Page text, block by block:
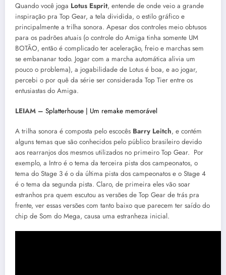
Quando você joga Lotus Esprit, entende de onde veio a grande
inspiração pra Top Gear, a tela dividida, o estilo gráfico e
principalmente a trilha sonora. Apesar dos controles meio obtusos
para os padrões atuais (o controle do Amiga tinha somente UM
BOTÃO, então é complicado ter aceleração, freio e marchas sem
se embananar todo. Jogar com a marcha automática alivia um
pouco o problema), a jogabilidade de Lotus é boa, e ao jogar,
percebi o por quê da série ser considerada Top Tier entre os
entusiastas do Amiga.
LEIAM – Splatterhouse | Um remake memorável
A trilha sonora é composta pelo escocês Barry Leitch, e contém
alguns temas que são conhecidos pelo público brasileiro devido
aos rearranjos dos mesmos utilizados no primeiro Top Gear. Por
exemplo, a Intro é o tema da terceira pista dos campeonatos, o
tema do Stage 3 é o da última pista dos campeonatos e o Stage 4
é o tema da segunda pista. Claro, de primeira eles vão soar
estranhos pra quem escutou as versões de Top Gear de trás pra
frente, ver essas versões com tanto baixo que parecem ter saído do
chip de Som do Mega, causa uma estranheza inicial.